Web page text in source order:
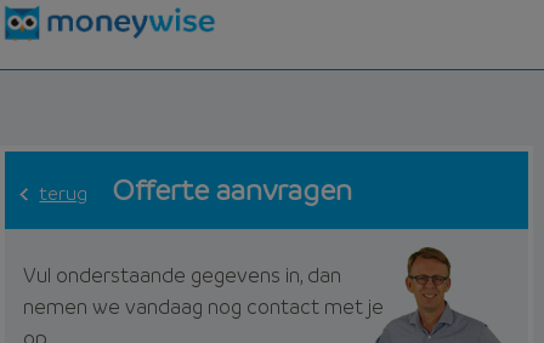
terug Offerte aanvragen
Vul onderstaande gegevens in, dan
nemen we vandaag nog contact met je
op.